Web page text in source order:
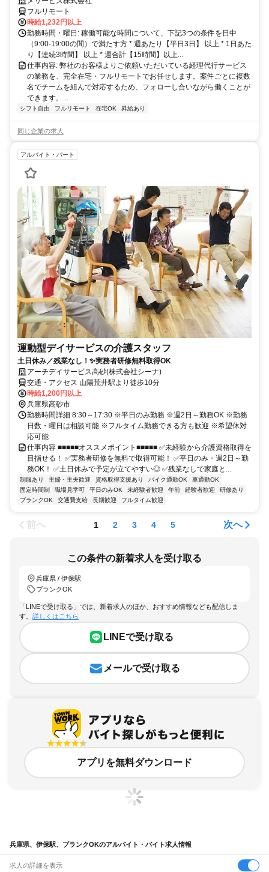
フルリモート
時給1,232円以上
勤務時間・曜日: 稼働可能な時間について、下記3つの条件を日中
（9:00-19:00の間）で満たす方 * 週あたり【平日3日】 以上 * 1日あた
り【連続3時間】 以上 * 週合計【15時間】以上...
仕事内容: 弊社のお客様よりご依頼いただいている経理代行サービス
の業務を、完全在宅・フルリモートでお任せします。案件ごとに複数
名でチームを組んで対応するため、フォローし合いながら働くことが
できます。...
シフト自由 フルリモート 在宅OK 昇給あり
同じ企業の求人
アルバイト・パート
運動型デイサービスの介護スタッフ
土日休み／残業なし！✨実務者研修無料取得OK
アーチデイサービス高砂(株式会社シーナ)
交通・アクセス 山陽荒井駅より徒歩10分
時給1,200円以上
兵庫県高砂市
勤務時間詳細 8:30～17:30 ※平日のみ勤務 ※週2日～勤務OK ※勤務
日数・曜日は相談可能 ※フルタイム勤務できる方も歓迎 ※希望休対
応可能
仕事内容 ■■■■■オススメポイント■■■■■ ✅未経験から介護資格取得を
目指せる！ ✅実務者研修を無料で取得可能！ ✅平日のみ・週2日～勤
務OK！ ✅土日休みで予定が立てやすい◎ ✅残業なしで家庭と...
制服あり 主婦・主夫歓迎 資格取得支援あり バイク通勤OK
車通勤OK
固定時間制
職場見学可 平日のみOK 未経験者歓迎 午前 経験者歓迎
研修あり
ブランクOK
交通費支給 長期歓迎 フルタイム歓迎
前へ 1 2 3 4 5 次へ
この条件の新着求人を受け取る
兵庫県 / 伊保駅
ブランクOK
「LINEで受け取る」では、新着求人のほか、おすすめ情報なども配信しま
す。 詳しくはこちら
LINEで受け取る
メールで受け取る
アプリを無料ダウンロード
兵庫県、伊保駅、ブランクOKのアルバイト・バイト求人情報
求人の詳細を表示